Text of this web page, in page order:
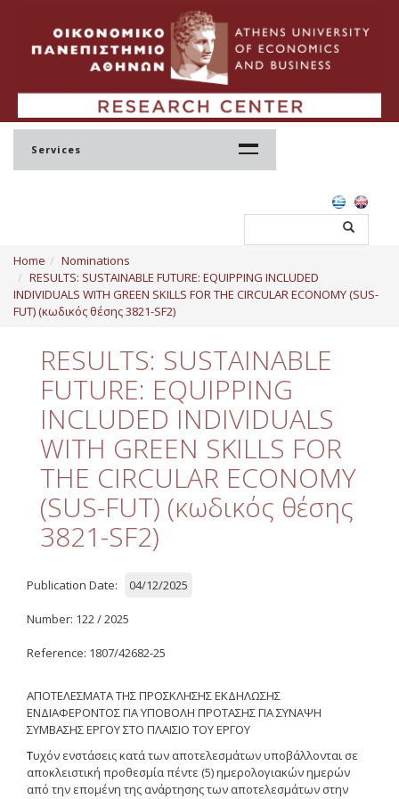
Services
Profile
Regulation
Staff
Quality
ETHICS
Useful Links
Management
(ιστορικό αρχείο)
Logos - Funding
Frameworks
Δημοσιότητα Έργων
Ε.Σ.Π.Α. (2007-2013)
Home
Nominations
RESULTS: SUSTAINABLE FUTURE: EQUIPPING INCLUDED
INDIVIDUALS WITH GREEN SKILLS FOR THE CIRCULAR ECONOMY (SUS-
FUT) (κωδικός θέσης 3821-SF2)
RESULTS: SUSTAINABLE
FUTURE: EQUIPPING
INCLUDED INDIVIDUALS
WITH GREEN SKILLS FOR
THE CIRCULAR ECONOMY
(SUS-FUT) (κωδικός θέσης
3821-SF2)
Publication Date: 04/12/2025
Number: 122 / 2025
Reference: 1807/42682-25
ΑΠΟΤΕΛΕΣΜΑΤΑ ΤΗΣ ΠΡΟΣΚΛΗΣΗΣ ΕΚΔΗΛΩΣΗΣ
ΕΝΔΙΑΦΕΡΟΝΤΟΣ ΓΙΑ ΥΠΟΒΟΛΗ ΠΡΟΤΑΣΗΣ ΓΙΑ ΣΥΝΑΨΗ
ΣΥΜΒΑΣΗΣ ΕΡΓΟΥΣΤΟ ΠΛΑΙΣΙΟ ΤΟΥΕΡΓΟΥ
Τυχόν ενστάσεις κατά των αποτελεσμάτων υποβάλλονται σε
αποκλειστική προθεσμία πέντε (5) ημερολογιακών ημερών
από την επομένη της ανάρτησης των αποτελεσμάτων στην